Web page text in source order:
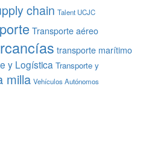
chain Talent UCJC
Transporte aéreo
transporte marítimo
y Logística Transporte y
milla Vehículos Autónomos